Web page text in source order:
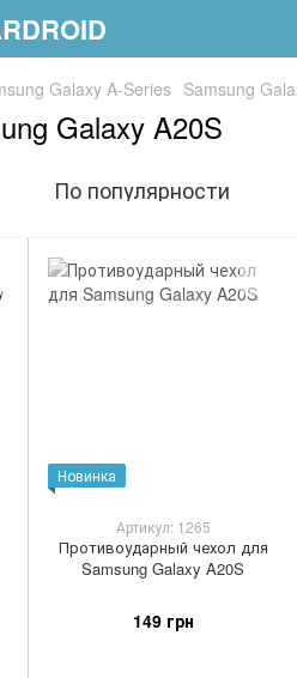
Galaxy A-Series Samsung
Galaxy A20S
По популярности
Новинка
Артикул: 1265
Противоударный чехол для
Samsung Galaxy A20S
149 грн